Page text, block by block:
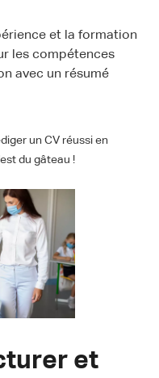
et la formation
les compétences
avec un résumé
un CV réussi en
du gâteau !
et